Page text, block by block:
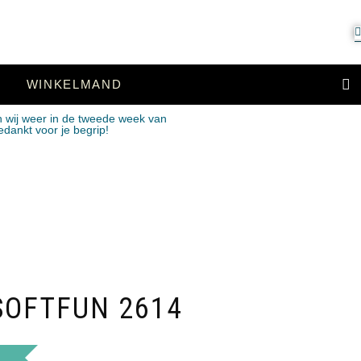
WINKELMAND
weer in de tweede week van
voor je begrip!
2614